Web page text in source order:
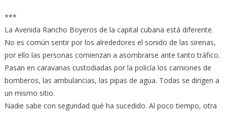
***
La Avenida Rancho Boyeros de la capital cubana está diferente.
No es común sentir por los alrededores el sonido de las sirenas,
por ello las personas comienzan a asombrarse ante tanto tráfico.
Pasan en caravanas custodiadas por la policía los camiones de
bomberos, las ambulancias, las pipas de agua. Todas se dirigen a
un mismo sitio.
Nadie sabe con seguridad qué ha sucedido. Al poco tiempo, otra